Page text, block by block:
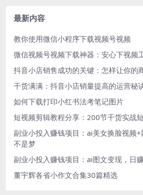
最新内容
教你使用微信小程序下载视频号视频
微信视频号视频下载神器：安心下视频
抖音小店销售成功的关键：怎样让你的
干货满满：抖音小店销量提高的运营秘
如何下载打印小红书法考笔记图片
短视频剪辑教程分享：200节干货实战
副业小投入赚钱项目：ai美女换脸视频
不是梦
副业小投入赚钱项目：ai图文变现，日
董宇辉各省小作文合集30篇精选